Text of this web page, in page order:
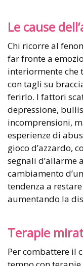
Le cause
Chi ricorre al
far fronte a
interiormente che
con tagli su
ferirlo. I fattori
depressione,
incomprensioni,
esperienze di
gioco d’azzardo,
segnali d’allarme
cambiamento
tendenza a
aumentando la
Terapie
Per combattere il